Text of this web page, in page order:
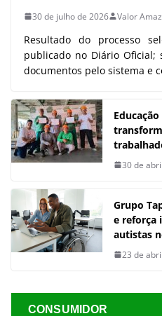
30 de julho de 2026 Valor
Resultado do processo
publicado no Diário Oficial;
documentos pelo sistema e
30 de
Grupo
e reforça
autistas
23 de
CONSUMIDOR